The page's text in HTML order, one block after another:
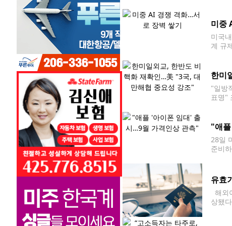
미중
미국
계 규
한미
"일방
표명"
"애
28일
준비
유효
해외
상됐